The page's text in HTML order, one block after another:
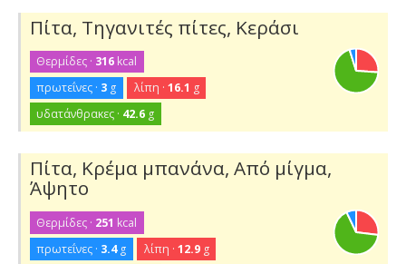
Πίτα, Τηγανιτές πίτες, Κεράσι
Θερμίδες · 316 kcal
πρωτεΐνες · 3 g λίπη · 16.1 g
υδατάνθρακες · 42.6 g
Πίτα, Κρέμα μπανάνα, Από μίγμα,
Άψητο
Θερμίδες · 251 kcal
πρωτεΐνες · 3.4g λίπη · 12.9g